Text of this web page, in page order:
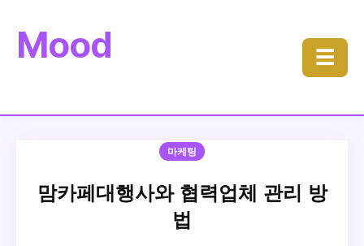
Mood ☰
마케팅
맘카페대행사와 협력업체 관리 방
법